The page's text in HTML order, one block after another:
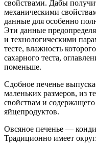
свойствами. Дабы
механическими
данные для особенно
Эти данные
и технологическими
тесте, влажность
сахарного теста,
поменьше.
Сдобное печенье
маленьких размеров, из
свойствам и
яйцепродуктов.
Овсяное печенье —
Традиционно имеет